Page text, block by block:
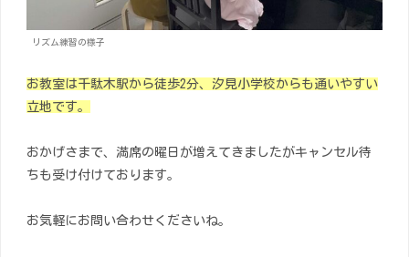
リズム練習の様子
お教室は千駄木駅から徒歩2分、汐見小学校からも通いやすい
立地です。
おかげさまで、満席の曜日が増えてきましたがキャンセル待
ちも受け付けております。
お気軽にお問い合わせくださいね。